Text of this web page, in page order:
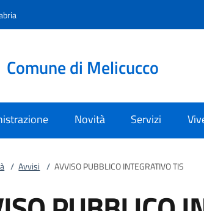
Comune di Melicucco
Novità Servizi
/ Avvisi / AVVISO PUBBLICO INTEGRATIVO TIS